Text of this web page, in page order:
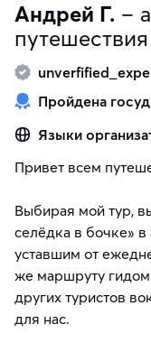
Андрей Г. –
путешествия
Пройдена
Языки
Привет всем
Выбирая мой тур,
селёдка в бочке»
уставшим от
же маршруту
других туристов
для нас.